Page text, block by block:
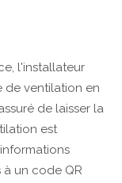
l'installateur
de ventilation en
de laisser la
est
à un code QR